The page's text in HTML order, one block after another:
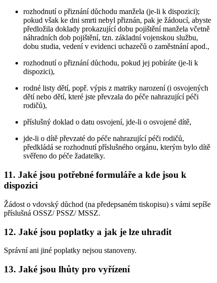
rozhodnutí o přiznání důchodu manžela (je-li k dispozici);
pokud však ke dni smrti nebyl přiznán, pak je žádoucí, abyste
předložila doklady prokazující dobu pojištění manžela včetně
náhradních dob pojištění, tzn. základní vojenskou službu,
dobu studia, vedení v evidenci uchazečů o zaměstnání apod.,
rozhodnutí o přiznání důchodu, pokud jej pobíráte (je-li k
dispozici),
rodné listy dětí, popř. výpis z matriky narození (i osvojených
dětí nebo dětí, které jste převzala do péče nahrazující péči
rodičů),
příslušný doklad o datu osvojení, jde-li o osvojené dítě,
jde-li o dítě převzaté do péče nahrazující péči rodičů,
předkládá se rozhodnutí příslušného orgánu, kterým bylo dítě
svěřeno do péče žadatelky.
11. Jaké jsou potřebné formuláře a kde jsou k
dispozici
Žádost o vdovský důchod (na předepsaném tiskopisu) s vámi sepíše
příslušná OSSZ/ PSSZ/ MSSZ.
12. Jaké jsou poplatky a jak je lze uhradit
Správní ani jiné poplatky nejsou stanoveny.
13. Jaké jsou lhůty pro vyřízení